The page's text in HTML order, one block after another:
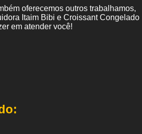
oferecemos outros trabalhamos,
Itaim Bibi e Croissant Congelado
em atender você!